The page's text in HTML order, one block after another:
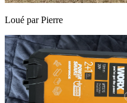
Loué parPierre